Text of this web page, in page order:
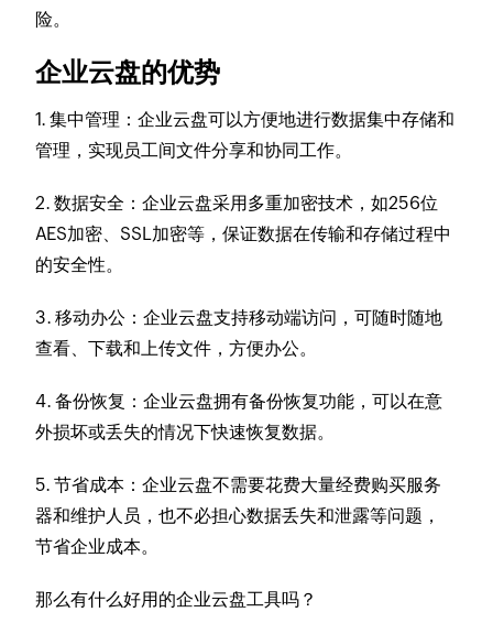
险。
企业云盘的优势
1. 集中管理 ：企业云盘可以方便地进行数据集中存储和
管理，实现员工间文件分享和协同工作。
2. 数据安全 ：企业云盘采用多重加密技术，如256位
AES加密、SSL加密等，保证数据在传输和存储过程中
的安全性。
3. 移动办公 ：企业云盘支持移动端访问，可随时随地
查看、下载和上传文件，方便办公。
4. 备份恢复 ：企业云盘拥有备份恢复功能，可以在意
外损坏或丢失的情况下快速恢复数据。
5. 节省成本 ：企业云盘不需要花费大量经费购买服务
器和维护人员，也不必担心数据丢失和泄露等问题，
节省企业成本。
那么有什么好用的企业云盘工具吗？